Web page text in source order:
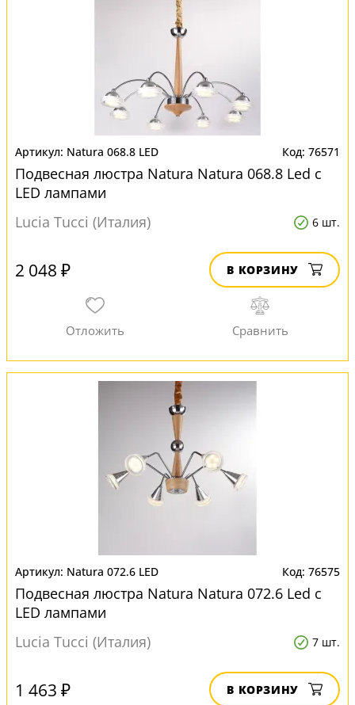
Natura 068.8 LED 76571
Подвесная люстра Natura Natura 068.8 Led с
LED лампами
Lucia Tucci (Италия)
6 шт.
2 048 ₽ В КОРЗИНУ
Natura 072.6 LED 76575
Подвесная люстра Natura Natura 072.6 Led с
LED лампами
Lucia Tucci (Италия)
7 шт.
1 463 ₽ В КОРЗИНУ